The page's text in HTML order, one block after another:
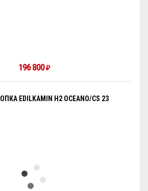
196 800₽
EDILKAMIN H2 OCEANO/CS 23